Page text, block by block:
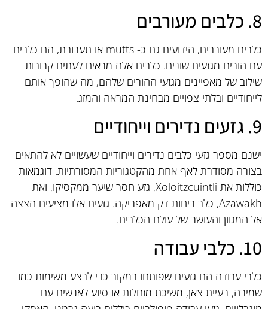
8. כלבים מעורבים
כלבים מעורבים, הידועים גם כ- mutts או תערובת, הם כלבים
עם הורים מגזעים שונים. כלבים אלה מראים לעתים קרובות
שילוב של מאפיינים מגזעי ההורים שלהם, מה שהופך אותם
לייחודיים ובלתי צפויים מבחינת המראה והמזג.
9. גזעים נדירים וייחודיים
ישנם מספר גזעי כלבים נדירים וייחודיים שעשויים לא להתאים
בצורה מסודרת לאף אחת מהקטגוריות המסורתיות. דוגמאות
כוללות את Xoloitzcuintli, גזע חסר שיער ממקסיקו, ואת
Azawakh, כלב ריחות דק מאפריקה. גזעים אלו מציעים הצצה
אל המגוון והעושר של עולם הכלבים.
10. כלבי עבודה
כלבי עבודה הם גזעים שפותחו במקור כדי לבצע משימות כמו
שמירה, רעיית צאן, משיכת מזחלות או סיוע לאנשים עם